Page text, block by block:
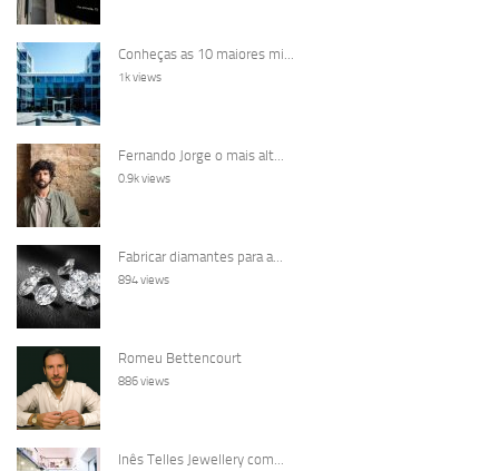
Conheças as 10 maiores mi...
1k views
Fernando Jorge o mais alt...
0.9k views
Fabricar diamantes para a...
894 views
Romeu Bettencourt
886 views
Inês Telles Jewellery com...